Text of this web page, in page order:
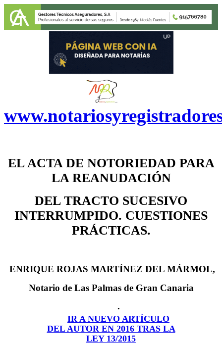
EL ACTA DE NOTORIEDAD PARA
LA REANUDACIÓN
DEL TRACTO SUCESIVO
INTERRUMPIDO. CUESTIONES
PRÁCTICAS.
ENRIQUE ROJAS MARTÍNEZ DEL MÁRMOL,
Notario de Las Palmas de Gran Canaria
.
IR A NUEVO ARTÍCULO
DEL AUTOR EN 2016 TRAS LA
LEY 13/2015